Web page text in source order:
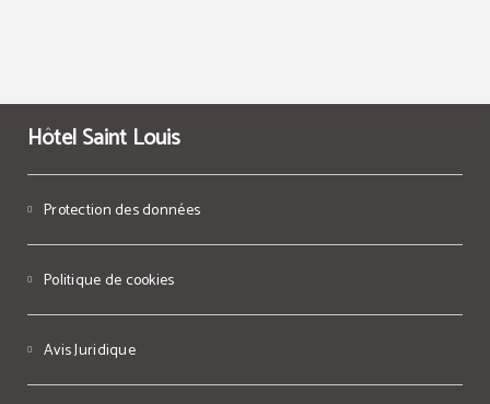
Hôtel Saint Louis
Protection des données
Politique de cookies
Avis Juridique